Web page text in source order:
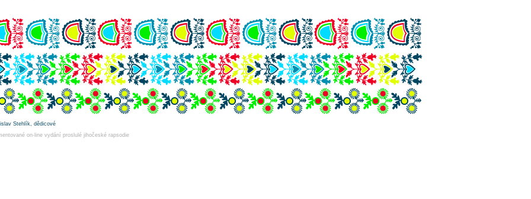
Stehlík, dědicové
on-line vydání proslulé jihočeské rapsodie